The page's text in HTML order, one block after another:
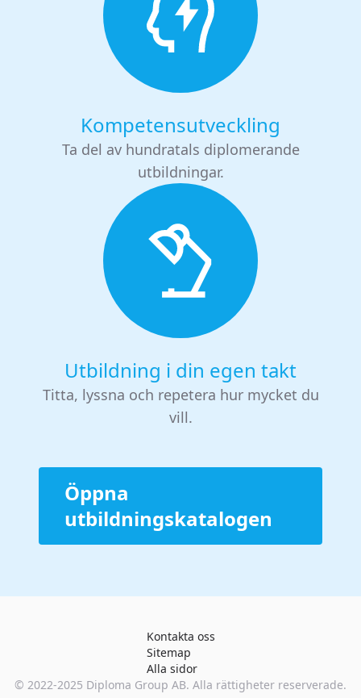
Kompetensutveckling
Ta del av hundratals diplomerande
utbildningar.
Utbildning i din egen takt
Titta, lyssna och repetera hur mycket du
vill.
Öppna
utbildningskatalogen
Kontakta oss
Sitemap
Alla sidor
© 2022-2025 Diploma Group AB. Alla rättigheter reserverade.